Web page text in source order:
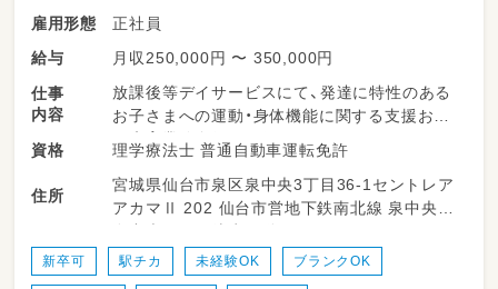
雇用形態
正社員
給与
月収250,000円 〜 350,000円
仕事
内容
放課後等デイサービスにて、発達に特性のある
お子さまへの運動・身体機能に関する支援およ
び療育業務全般をお任せします✨
【お仕事内容】
・理学療法士の視点を活かした体幹・バランス感
覚を整えるトレーニングや運動あそびの企画・
・子どもたちの身体の使い方や姿勢改善に向け
た個別サポート・アドバイス
資格 理学療法士 普通自動車運転免許
住所
宮城県仙台市泉区泉中央3丁目36-1セントレア
アカマⅡ 202 仙台市営地下鉄南北線 泉中央駅
新卒可 駅チカ 未経験OK ブランクOK